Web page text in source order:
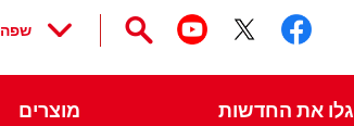
עקבו אחרינו facebook
עקבו אחרינו twitter
עקבו אחרינו youtube
שפה
גלו את החדשות מוצרים